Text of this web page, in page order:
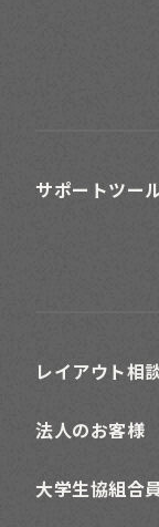
サポートツー
レイアウト相
法人のお客様
大学生協組合